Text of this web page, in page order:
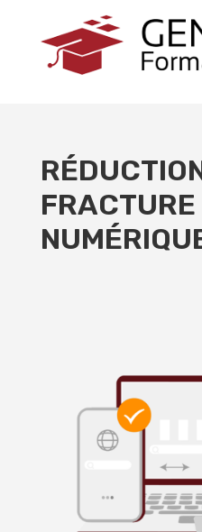
FRACTURE